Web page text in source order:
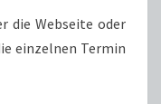
die Webseite oder
einzelnen Termin